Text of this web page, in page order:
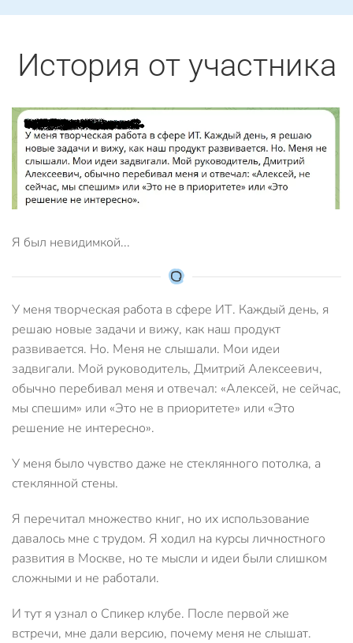
История от участника
Я был невидимкой...
У меня творческая работа в сфере ИТ. Каждый день, я
решаю новые задачи и вижу, как наш продукт
развивается. Но. Меня не слышали. Мои идеи
задвигали. Мой руководитель, Дмитрий Алексеевич,
обычно перебивал меня и отвечал: «Алексей, не сейчас,
мы спешим» или «Это не в приоритете» или «Это
решение не интересно».
У меня было чувство даже не стеклянного потолка, а
стеклянной стены.
Я перечитал множество книг, но их использование
давалось мне с трудом. Я ходил на курсы личностного
развития в Москве, но те мысли и идеи были слишком
сложными и не работали.
И тут я узнал о Спикер клубе. После первой же
встречи, мне дали версию, почему меня не слышат.